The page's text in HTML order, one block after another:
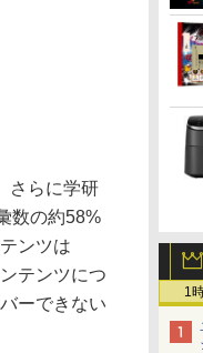
1
さらに学研
数の約58%
ンツは
テンツにつ
ーできない